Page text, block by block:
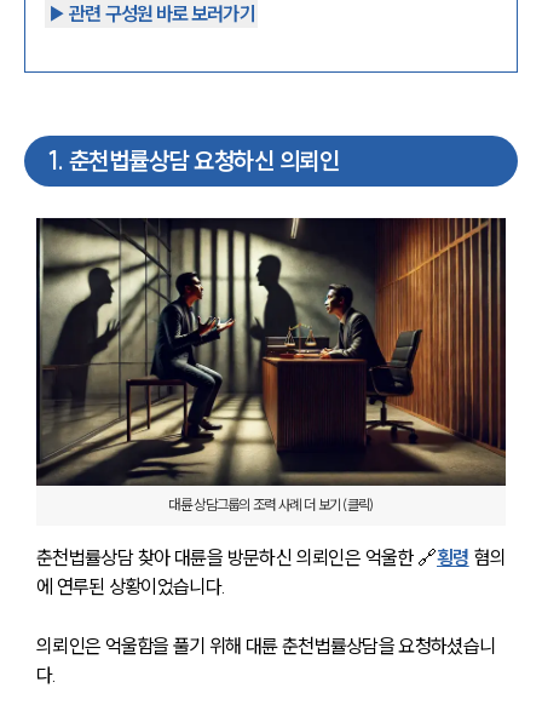
▶︎ 관련 구성원 바로 보러가기
1. 춘천법률상담 요청하신 의뢰인
대륜 상담그룹의 조력 사례 더 보기 (클릭)
춘천법률상담 찾아 대륜을 방문하신 의뢰인은 억울한 🔗횡령 혐의
에 연루된 상황이었습니다.
의뢰인은 억울함을 풀기 위해 대륜 춘천법률상담을 요청하셨습니
다.